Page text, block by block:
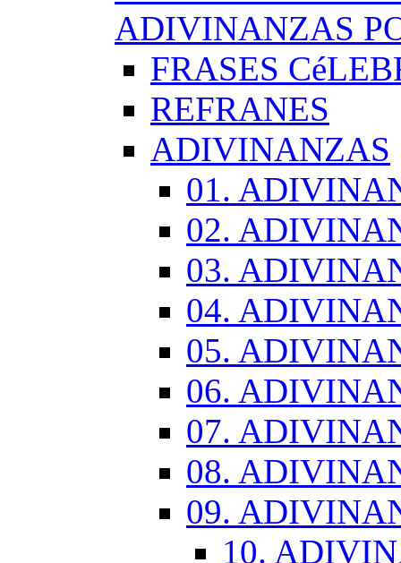
ADIVINANZAS
FRASES
REFRANES
ADIVINANZAS
01.
02.
03.
04.
05.
06.
07.
08.
09.
10.